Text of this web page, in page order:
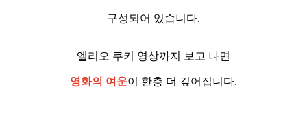
구성되어 있습니다.
엘리오 쿠키 영상까지 보고 나면
영화의 여운이 한층 더 깊어집니다.